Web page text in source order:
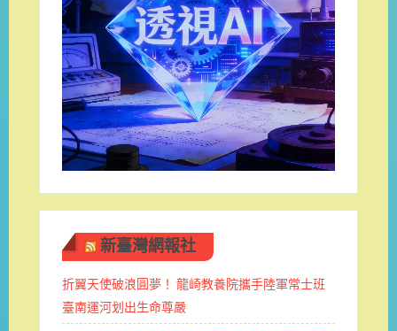
新臺灣網報社
折翼天使破浪圓夢！ 龍崎教養院攜手陸軍常士班 ​
臺南運河划出生命尊嚴